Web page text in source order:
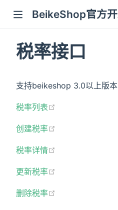
税率接口
支持beikeshop 3.0以上版本
税率列表
创建税率
税率详情
更新税率
删除税率